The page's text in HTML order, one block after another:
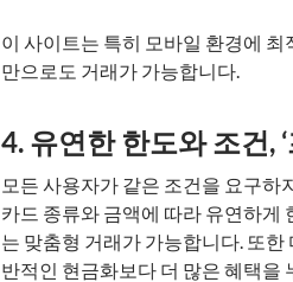
이 사이트는 특히 모바일 환경에
만으로도 거래가 가능합니다.
4. 유연한 한도와 조건,
모든 사용자가 같은 조건을 요구하
카드 종류와 금액에 따라 유연하게
는 맞춤형 거래가 가능합니다. 또
반적인 현금화보다 더 많은 혜택을